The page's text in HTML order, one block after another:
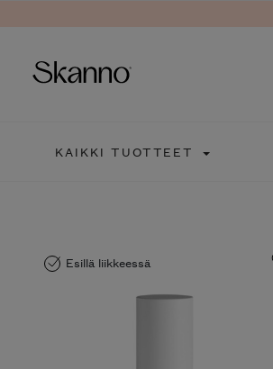
KAIKKI TUOTTEET
Esillä liikkeessä